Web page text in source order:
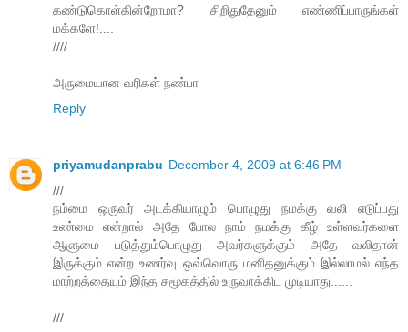
கண்டுகொள்கின்றோமா? சிறிதுதேனும் எண்ணிப்பாருங்கள்
மக்களே!....
////
அருமையான வரிகள் நண்பா
Reply
priyamudanprabu December 4, 2009 at 6:46 PM
///
நம்மை ஒருவர் அடக்கியாழும் பொழுது நமக்கு வலி எடுப்பது
உண்மை என்றால் அதே போல நாம் நமக்கு கீழ் உள்ளவர்களை
ஆளுமை படுத்தும்பொழுது அவர்களுக்கும் அதே வலிதான்
இருக்கும் என்ற உணர்வு ஒவ்வொரு மனிதனுக்கும் இல்லாமல் எந்த
மாற்றத்தையும் இந்த சமூகத்தில் உருவாக்கிட முடியாது......
///